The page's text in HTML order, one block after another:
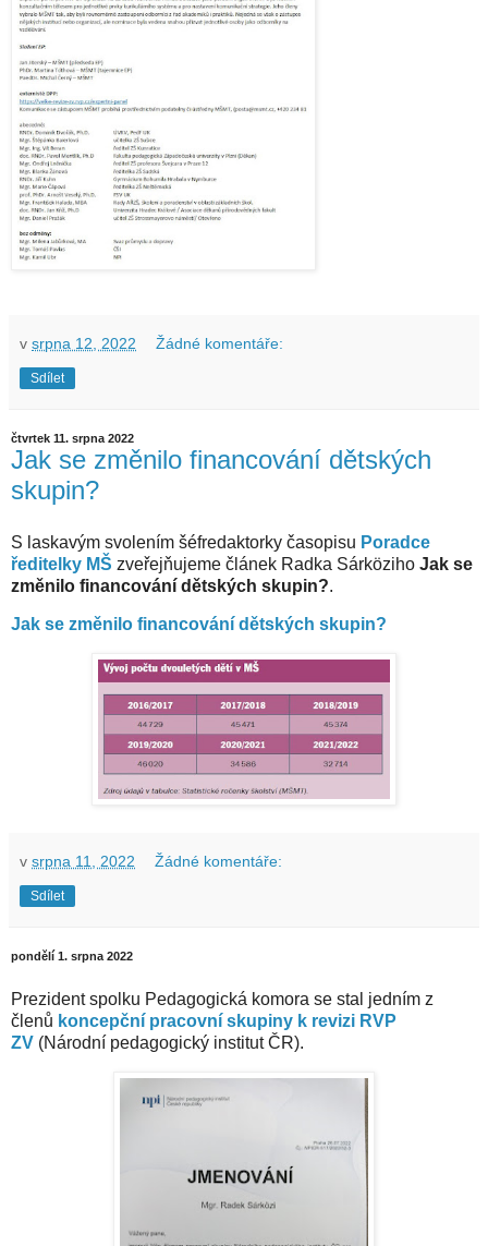
v srpna 12, 2022 Žádné komentáře:
Sdílet
čtvrtek 11. srpna 2022
Jak se změnilo financování dětských
skupin?
S laskavým svolením šéfredaktorky časopisu Poradce
ředitelky MŠ zveřejňujeme článek Radka Sárköziho Jak se
změnilo financování dětských skupin?.
Jak se změnilo financování dětských skupin?
v srpna 11, 2022 Žádné komentáře:
Sdílet
pondělí 1. srpna 2022
Prezident spolku Pedagogická komora se stal jedním z
členů koncepční pracovní skupiny k revizi RVP
ZV (Národní pedagogický institut ČR).